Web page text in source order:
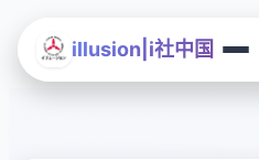
illusion|i社中国